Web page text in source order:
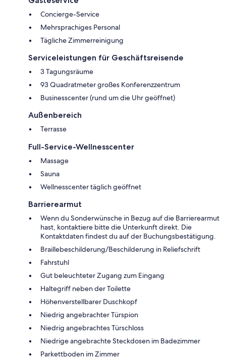
Concierge-Service
Mehrsprachiges Personal
Tägliche Zimmerreinigung
Serviceleistungen für Geschäftsreisende
3 Tagungsräume
93 Quadratmeter großes Konferenzzentrum
Businesscenter (rund um die Uhr geöffnet)
Außenbereich
Terrasse
Full-Service-Wellnesscenter
Massage
Sauna
Wellnesscenter täglich geöffnet
Barrierearmut
Wenn du Sonderwünsche in Bezug auf die Barrierearmut
hast, kontaktiere bitte die Unterkunft direkt. Die
Kontaktdaten findest du auf der Buchungsbestätigung.
Braillebeschilderung/Beschilderung in Reliefschrift
Fahrstuhl
Gut beleuchteter Zugang zum Eingang
Haltegriff neben der Toilette
Höhenverstellbarer Duschkopf
Niedrig angebrachter Türspion
Niedrig angebrachtes Türschloss
Niedrige angebrachte Steckdosen im Badezimmer
Parkettboden im Zimmer